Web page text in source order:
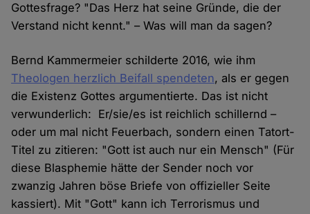
Gottesfrage? "Das Herz hat seine Gründe, die der
Verstand nicht kennt." – Was will man da sagen?
Bernd Kammermeier schilderte 2016, wie ihm
Theologen herzlich Beifall spendeten, als er gegen
die Existenz Gottes argumentierte. Das ist nicht
verwunderlich: Er/sie/es ist reichlich schillernd –
oder um mal nicht Feuerbach, sondern einen Tatort-
Titel zu zitieren: "Gott ist auch nur ein Mensch" (Für
diese Blasphemie hätte der Sender noch vor
zwanzig Jahren böse Briefe von offizieller Seite
kassiert). Mit "Gott" kann ich Terrorismus und